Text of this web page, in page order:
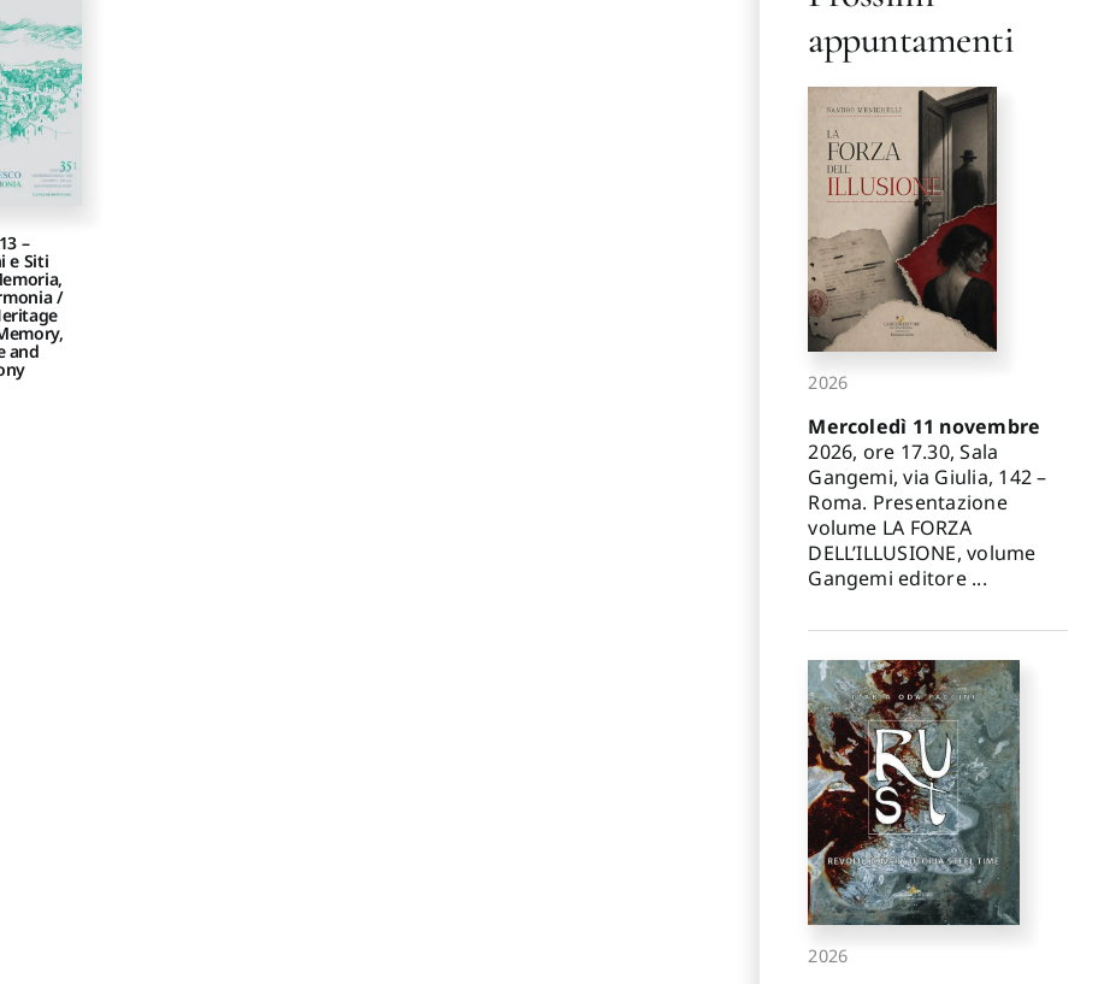
–
e Siti
/
and
appuntamenti
2026
Mercoledì 11 novembre
2026, ore 17.30, Sala
Gangemi, via Giulia, 142 –
Roma. Presentazione
volume LA FORZA
DELL’ILLUSIONE, volume
Gangemi editore ...
2026